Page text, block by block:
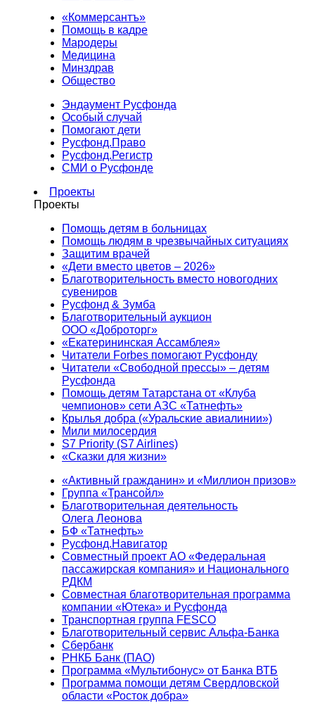
«Коммерсантъ»
Помощь в кадре
Мародеры
Медицина
Минздрав
Общество
Эндаумент Русфонда
Особый случай
Помогают дети
Русфонд.Право
Русфонд.Регистр
СМИ о Русфонде
Проекты
Проекты
Помощь детям в больницах
Помощь людям в чрезвычайных ситуациях
Защитим врачей
«Дети вместо цветов – 2026»
Благотворительность вместо новогодних
сувениров
Русфонд & Зумба
Благотворительный аукцион
ООО «Доброторг»
«Екатерининская Ассамблея»
Читатели Forbes помогают Русфонду
Читатели «Свободной прессы» – детям
Русфонда
Помощь детям Татарстана от «Клуба
чемпионов» сети АЗС «Татнефть»
Крылья добра («Уральские авиалинии»)
Мили милосердия
S7 Priority (S7 Airlines)
«Сказки для жизни»
«Активный гражданин» и «Миллион призов»
Группа «Трансойл»
Благотворительная деятельность
Олега Леонова
БФ «Татнефть»
Русфонд.Навигатор
Совместный проект АО «Федеральная
пассажирская компания» и Национального
РДКМ
Совместная благотворительная программа
компании «Ютека» и Русфонда
Транспортная группа FESCO
Благотворительный сервис Альфа-Банка
Сбербанк
РНКБ Банк (ПАО)
Программа «Мультибонус» от Банка ВТБ
Программа помощи детям Свердловской
области «Росток добра»